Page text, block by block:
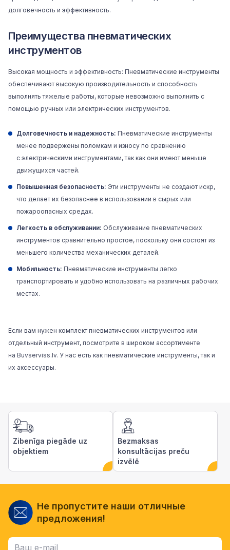
долговечность и эффективность.
Преимущества пневматических
инструментов
Высокая мощность и эффективность: Пневматические инструменты
обеспечивают высокую производительность и способность
выполнять тяжелые работы, которые невозможно выполнить с
помощью ручных или электрических инструментов.
Долговечность и надежность: Пневматические инструменты
менее подвержены поломкам и износу по сравнению
с электрическими инструментами, так как они имеют меньше
движущихся частей.
Повышенная безопасность: Эти инструменты не создают искр,
что делает их безопаснее в использовании в сырых или
пожароопасных средах.
Легкость в обслуживании: Обслуживание пневматических
инструментов сравнительно простое, поскольку они состоят из
меньшего количества механических деталей.
Мобильность: Пневматические инструменты легко
транспортировать и удобно использовать на различных рабочих
местах.
Если вам нужен комплект пневматических инструментов или
отдельный инструмент, посмотрите в широком ассортименте
на Buvserviss.lv. У нас есть как пневматические инструменты, так и
их аксессуары.
Zibenīga piegāde uz
objektiem
Bezmaksas
konsultācijas preču
izvēlē
Не пропустите наши отличные
предложения!